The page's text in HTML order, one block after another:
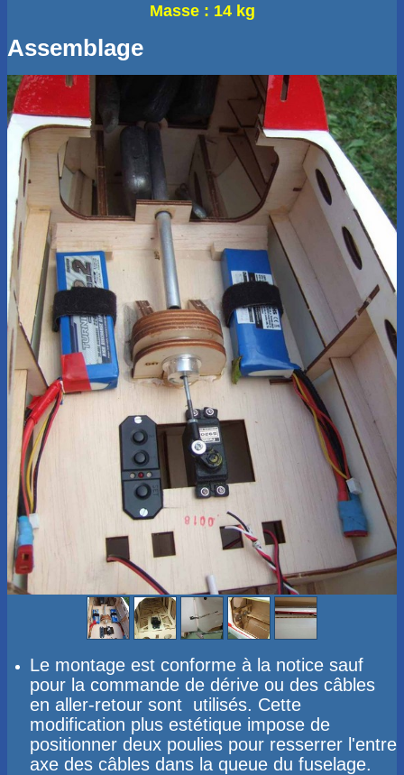
Masse : 14 kg
Assemblage
Le montage est conforme à la notice sauf
pour la commande de dérive ou des câbles
en aller-retour sont utilisés. Cette
modification plus estétique impose de
positionner deux poulies pour resserrer l'entre
axe des câbles dans la queue du fuselage.